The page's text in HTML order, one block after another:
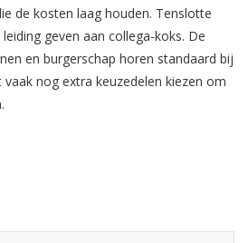
de kosten laag houden. Tenslotte
geven aan collega-koks. De
en burgerschap horen standaard bij
nog extra keuzedelen kiezen om